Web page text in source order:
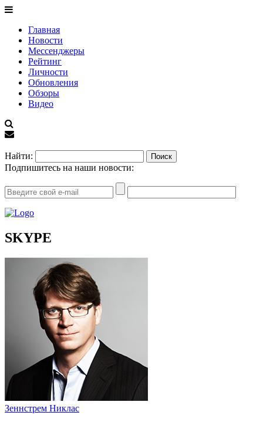
Главная
Новости
Мессенджеры
Рейтинг
Личности
Обновления
Обзоры
Видео
Найти:
Подпишитесь на наши новости:
SKYPE
Зеннстрем Никлас